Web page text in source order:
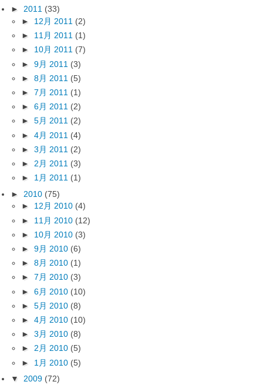
► 2011 (33)
► 12月 2011 (2)
► 11月 2011 (1)
► 10月 2011 (7)
► 9月 2011 (3)
► 8月 2011 (5)
► 7月 2011 (1)
► 6月 2011 (2)
► 5月 2011 (2)
► 4月 2011 (4)
► 3月 2011 (2)
► 2月 2011 (3)
► 1月 2011 (1)
► 2010 (75)
► 12月 2010 (4)
► 11月 2010 (12)
► 10月 2010 (3)
► 9月 2010 (6)
► 8月 2010 (1)
► 7月 2010 (3)
► 6月 2010 (10)
► 5月 2010 (8)
► 4月 2010 (10)
► 3月 2010 (8)
► 2月 2010 (5)
► 1月 2010 (5)
▼ 2009 (72)